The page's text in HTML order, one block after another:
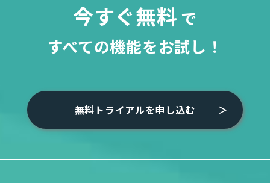
今すぐ無料 で
すべての機能をお試し！
無料トライアルを申し込む